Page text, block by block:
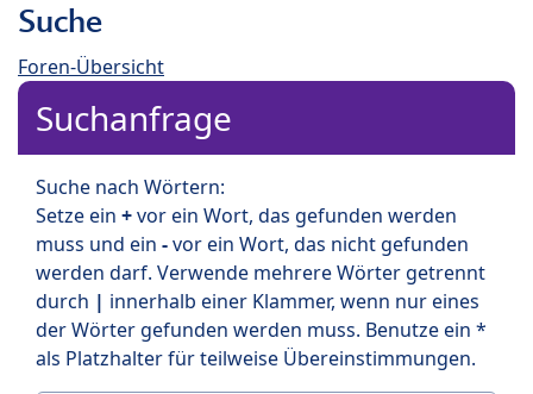
Suche
Foren-Übersicht
Suchanfrage
Suche nach Wörtern:
Setze ein +vor ein Wort, das gefunden werden
muss und ein -vor ein Wort, das nicht gefunden
werden darf. Verwende mehrere Wörter getrennt
durch | innerhalb einer Klammer, wenn nur eines
der Wörter gefunden werden muss. Benutze ein *
als Platzhalter für teilweise Übereinstimmungen.